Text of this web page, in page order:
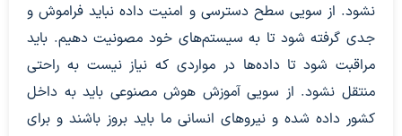
نشود. از سویی سطح دسترسی و امنیت داده نباید فراموش و
جدی گرفته شود تا به سیستم‌های خود مصونیت دهیم. باید
مراقبت شود تا داده‌ها در مواردی که نیاز نیست به راحتی
منتقل نشود. از سویی آموزش هوش مصنوعی باید به داخل
کشور داده شده و نیروهای انسانی ما باید بروز باشند و برای